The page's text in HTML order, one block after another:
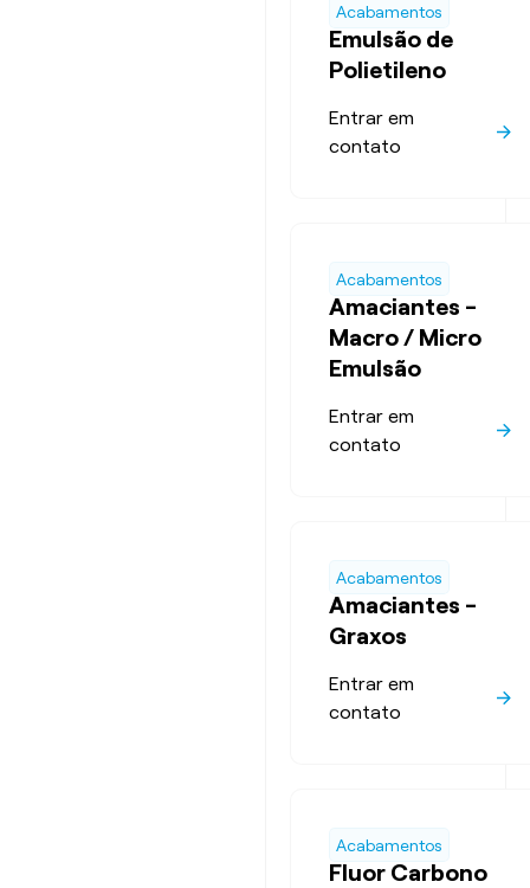
Acabamentos
Emulsão de
Polietileno
Entrar em
contato
Acabamentos
Amaciantes -
Macro / Micro
Emulsão
Entrar em
contato
Acabamentos
Amaciantes -
Graxos
Entrar em
contato
Acabamentos
Fluor Carbono